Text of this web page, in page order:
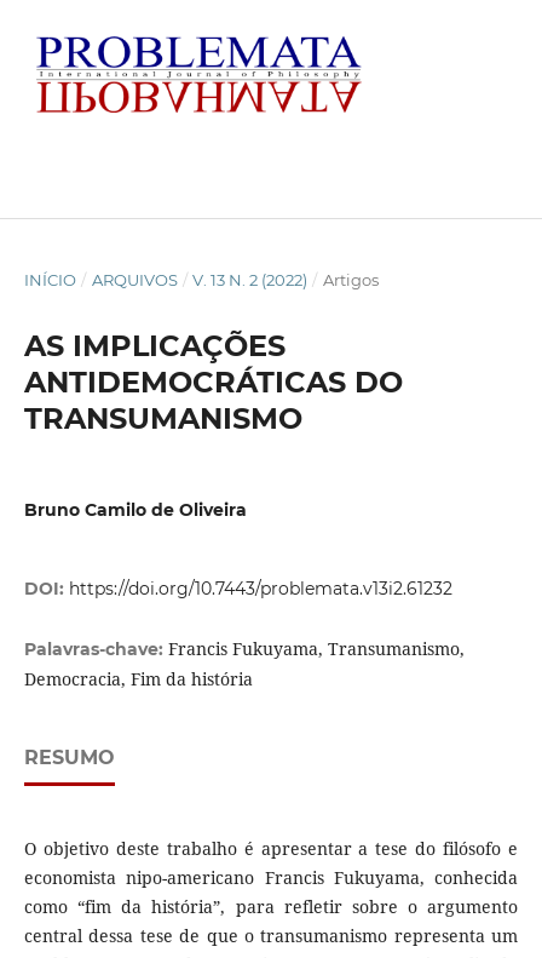
INÍCIO / ARQUIVOS / V. 13 N. 2 (2022) / Artigos
AS IMPLICAÇÕES
ANTIDEMOCRÁTICAS DO
TRANSUMANISMO
Bruno Camilo de Oliveira
DOI: https://doi.org/10.7443/problemata.v13i2.61232
Palavras-chave: Francis Fukuyama, Transumanismo,
Democracia, Fim da história
RESUMO
O objetivo deste trabalho é apresentar a tese do filósofo e
economista nipo-americano Francis Fukuyama, conhecida
como “fim da história”, para refletir sobre o argumento
central dessa tese de que o transumanismo representa um